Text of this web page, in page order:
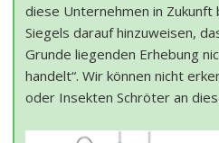
diese Unternehmen in
Siegels darauf hinzuweisen,
Grunde liegenden Erhebung
handelt“. Wir können nicht
oder Insekten Schröter an